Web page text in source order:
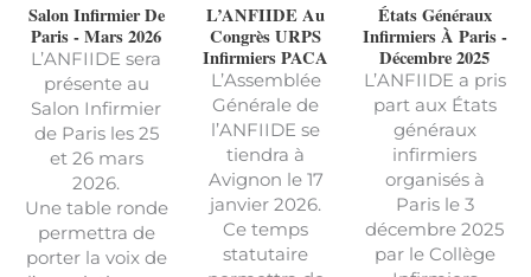
Salon Infirmier De
Paris - Mars 2026
L’ANFIIDE sera
présente au
Salon Infirmier
de Paris les 25
et 26 mars
2026.
Une table ronde
permettra de
porter la voix de
L’ANFIIDE Au
Congrès URPS
Infirmiers PACA
L’Assemblée
Générale de
l’ANFIIDE se
tiendra à
Avignon le 17
janvier 2026.
Ce temps
statutaire
États Généraux
Infirmiers À Paris -
Décembre 2025
L’ANFIIDE a pris
part aux États
généraux
infirmiers
organisés à
Paris le 3
décembre 2025
par le Collège